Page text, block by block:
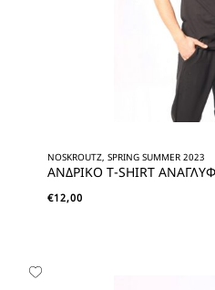
NOSKROUTZ, SPRING SUMMER 2023
ΑΝΔΡΙΚΟ T-SHIRT
€12,00